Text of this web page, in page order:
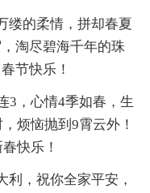
缕的柔情，拼却春夏
淘尽碧海千年的珠
节快乐！
3，心情4季如春，生
烦恼抛到9霄云外！
快乐！
利，祝你全家平安，